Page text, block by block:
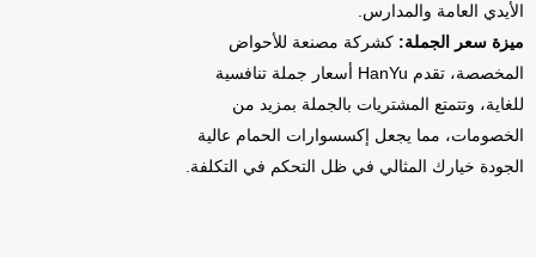
الأيدي العامة والمدارس.
ميزة سعر الجملة: كشركة مصنعة للأحواض
المخصصة، تقدم HanYu أسعار جملة تنافسية
للغاية، وتتمتع المشتريات بالجملة بمزيد من
الخصومات، مما يجعل إكسسوارات الحمام عالية
الجودة خيارك المثالي في ظل التحكم في التكلفة.